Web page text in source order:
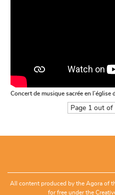
Concert de musique sacrée en
Page 1 out of
All content produced by the Agora of
for free under the